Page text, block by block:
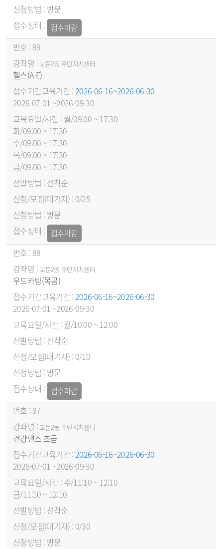
방문
접수마감
89
교문2동 주민자치센터
헬스(A-E)
2026-06-16~2026-06-30
2026-07-01 ~2026-09-30
월/09:00 ~ 17:30
화/09:00 ~ 17:30
수/09:00 ~ 17:30
목/09:00 ~ 17:30
금/09:00 ~ 17:30
선착순
0/25
방문
접수마감
88
교문2동 주민자치센터
우드카빙(목공)
2026-06-16~2026-06-30
2026-07-01 ~2026-09-30
월/10:00 ~ 12:00
선착순
0/10
방문
접수마감
87
교문2동 주민자치센터
건강댄스 초급
2026-06-16~2026-06-30
2026-07-01 ~2026-09-30
수/11:10 ~ 12:10
금/11:10 ~ 12:10
선착순
0/30
방문